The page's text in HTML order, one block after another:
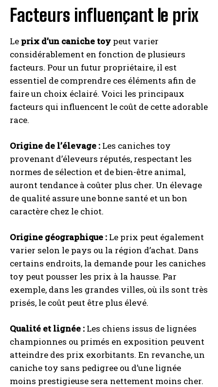
Facteurs influençant le prix
Le prix d’un caniche toy peut varier
considérablement en fonction de plusieurs
facteurs. Pour un futur propriétaire, il est
essentiel de comprendre ces éléments afin de
faire un choix éclairé. Voici les principaux
facteurs qui influencent le coût de cette adorable
race.
Origine de l’élevage : Les caniches toy
provenant d’éleveurs réputés, respectant les
normes de sélection et de bien-être animal,
auront tendance à coûter plus cher. Un élevage
de qualité assure une bonne santé et un bon
caractère chez le chiot.
Origine géographique : Le prix peut également
varier selon le pays ou la région d’achat. Dans
certains endroits, la demande pour les caniches
toy peut pousser les prix à la hausse. Par
exemple, dans les grandes villes, où ils sont très
prisés, le coût peut être plus élevé.
Qualité et lignée : Les chiens issus de lignées
championnes ou primés en exposition peuvent
atteindre des prix exorbitants. En revanche, un
caniche toy sans pedigree ou d’une lignée
moins prestigieuse sera nettement moins cher.